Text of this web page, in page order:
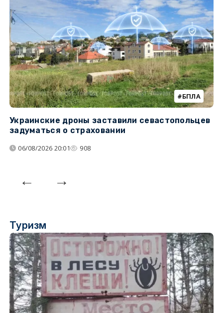
БПЛА
Украинские дроны заставили севастопольцев
задуматься о страховании
06/08/2026 20:01 908
Туризм